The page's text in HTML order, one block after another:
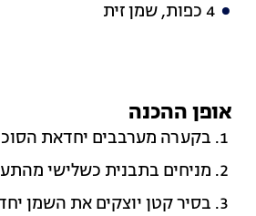
4 כפות, שמן זית
אופן ההכנה
בקערה מערבבים יחדאת
מניחים בתבנית כשלישי
בסיר קטן יוצקים את השמן